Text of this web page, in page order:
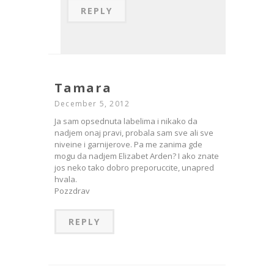
REPLY
Tamara
December 5, 2012
Ja sam opsednuta labelima i nikako da
nadjem onaj pravi, probala sam sve ali sve
niveine i garnijerove. Pa me zanima gde
mogu da nadjem Elizabet Arden? I ako znate
jos neko tako dobro preporuccite, unapred
hvala.
Pozzdrav
REPLY